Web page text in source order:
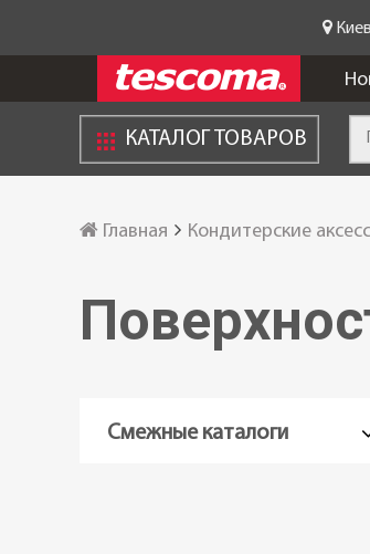
Киев
КАТАЛОГ ТОВАРОВ
Главная Кондитерские
Смежные каталоги